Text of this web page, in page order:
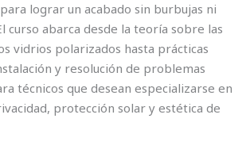
lograr un acabado sin burbujas ni
curso abarca desde la teoría sobre las
vidrios polarizados hasta prácticas
y resolución de problemas
técnicos que desean especializarse en
protección solar y estética de